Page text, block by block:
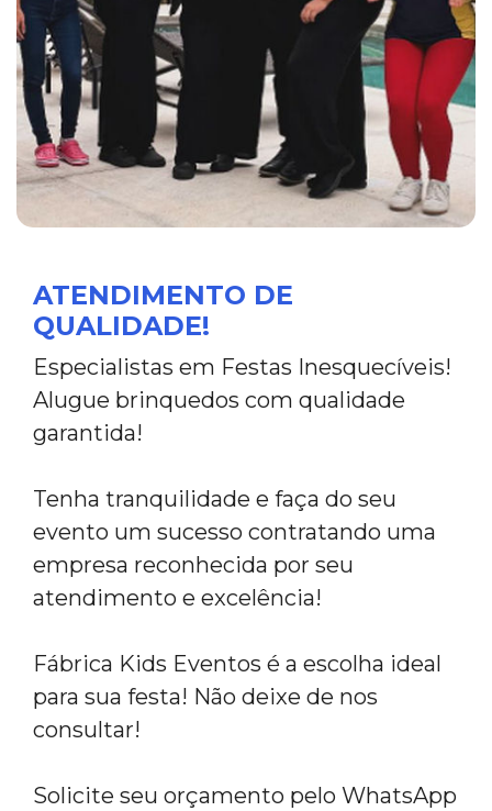
ATENDIMENTO DE
QUALIDADE!
Especialistas em Festas Inesquecíveis!
Alugue brinquedos com qualidade
garantida!
Tenha tranquilidade e faça do seu
evento um sucesso contratando uma
empresa reconhecida por seu
atendimento e excelência!
Fábrica Kids Eventos é a escolha ideal
para sua festa! Não deixe de nos
consultar!
Solicite seu orçamento pelo WhatsApp